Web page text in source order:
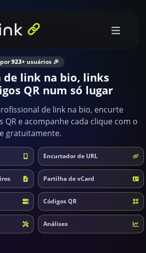
por923+ usuários 🎉
de link na bio, links
QR num só lugar
de link na bio, encurte
QR e acompanhe cada clique com o
gratuitamente.
Encurtador de URL
Partilha de vCard
Códigos QR
Análises